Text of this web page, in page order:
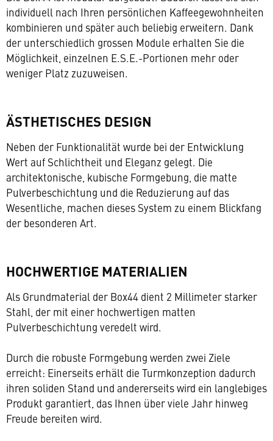
individuell nach Ihren persönlichen Kaffeegewohnheiten
kombinieren und später auch beliebig erweitern. Dank
der unterschiedlich grossen Module erhalten Sie die
Möglichkeit, einzelnen E.S.E.-Portionen mehr oder
weniger Platz zuzuweisen.
ÄSTHETISCHES DESIGN
Neben der Funktionalität wurde bei der Entwicklung
Wert auf Schlichtheit und Eleganz gelegt. Die
architektonische, kubische Formgebung, die matte
Pulverbeschichtung und die Reduzierung auf das
Wesentliche, machen dieses System zu einem Blickfang
der besonderen Art.
HOCHWERTIGE MATERIALIEN
Als Grundmaterial der Box44 dient 2 Millimeter starker
Stahl, der mit einer hochwertigen matten
Pulverbeschichtung veredelt wird.
Durch die robuste Formgebung werden zwei Ziele
erreicht: Einerseits erhält die Turmkonzeption dadurch
ihren soliden Stand und andererseits wird ein langlebiges
Produkt garantiert, das Ihnen über viele Jahr hinweg
Freude bereiten wird.